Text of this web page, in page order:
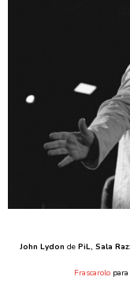
John Lydon de PiL, Sala
Frascarolopara